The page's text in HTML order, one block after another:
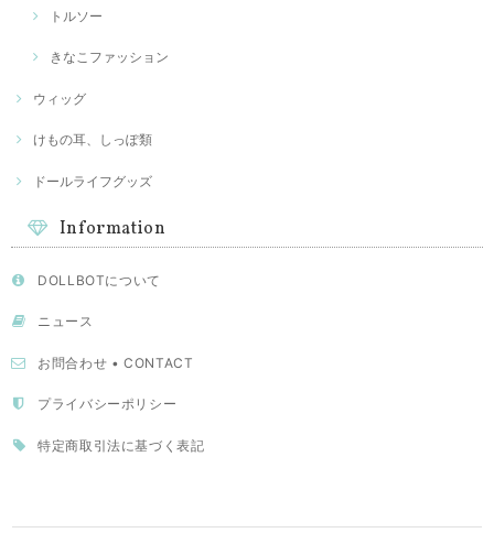
トルソー
きなこファッション
ウィッグ
けもの耳、しっぽ類
ドールライフグッズ
Information
DOLLBOTについて
ニュース
お問合わせ • CONTACT
プライバシーポリシー
特定商取引法に基づく表記